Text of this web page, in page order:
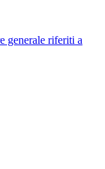
generale riferiti a